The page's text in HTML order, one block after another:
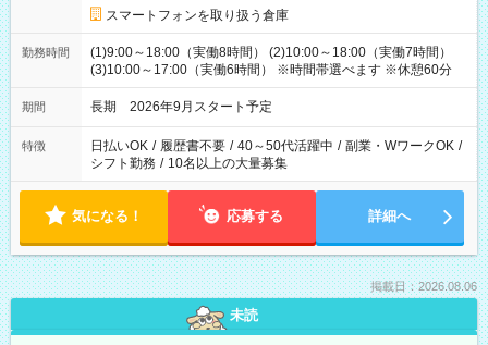
スマートフォンを取り扱う倉庫
勤務時間
(1)9:00～18:00（実働8時間） (2)10:00～18:00（実働7時間）
(3)10:00～17:00（実働6時間） ※時間帯選べます ※休憩60分
期間 長期 2026年9月スタート予定
特徴 日払いOK / 履歴書不要 / 40～50代活躍中 / 副業・WワークOK /
シフト勤務 / 10名以上の大量募集
気になる！ 応募する 詳細へ
掲載日：2026.08.06
未読